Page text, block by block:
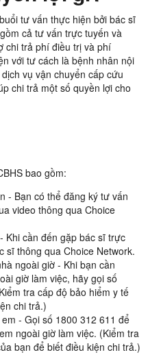
tư vấn thực hiện bởi bác sĩ
cả tư vấn trực tuyến và
chi trả phí điều trị và phí
với tư cách là bệnh nhân nội
vụ vận chuyển cấp cứu
chi trả một số quyền lợi cho
bao gồm:
- Bạn có thể đăng ký tư vấn
video thông qua Choice
Khi cần đến gặp bác sĩ trực
sĩ thông qua Choice Network.
ngoài giờ - Khi bạn cần
giờ làm việc, hãy gọi số
tra cấp độ bảo hiểm y tế
chi trả.)
- Gọi số 1800 312 611 để
ngoài giờ làm việc. (Kiểm tra
bạn để biết điều kiện chi trả.)